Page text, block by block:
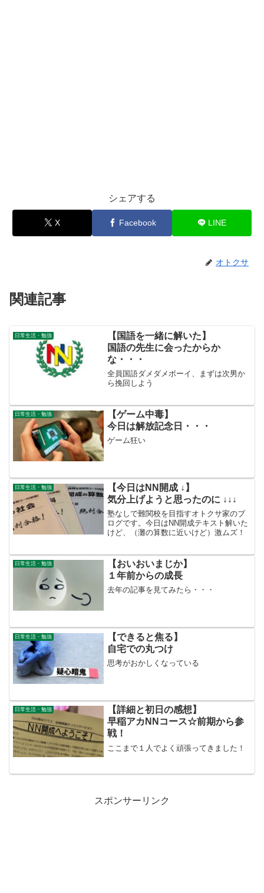
シェアする
X Facebook LINE
オトクサ
関連記事
日常生活・勉強
【国語を一緒に解いた】
国語の先生に会ったからか
な・・・
全員国語ダメダメボーイ、まずは次男か
ら挽回しよう
日常生活・勉強
【ゲーム中毒】
今日は解放記念日・・・
ゲーム狂い
日常生活・勉強
【今日はNN開成 ↓】
気分上げようと思ったのに ↓↓↓
塾なしで難関校を目指すオトクサ家のブ
ログです。今日はNN開成テキスト解いた
けど、（灘の算数に近いけど）激ムズ！
日常生活・勉強
【おいおいまじか】
１年前からの成長
去年の記事を見てみたら・・・
日常生活・勉強
【できると焦る】
自宅での丸つけ
思考がおかしくなっている
日常生活・勉強
【詳細と初日の感想】
早稲アカNNコース☆前期から参
戦！
ここまで１人でよく頑張ってきました！
スポンサーリンク